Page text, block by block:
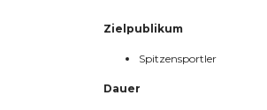
Zielpublikum
Spitzensportler
Dauer